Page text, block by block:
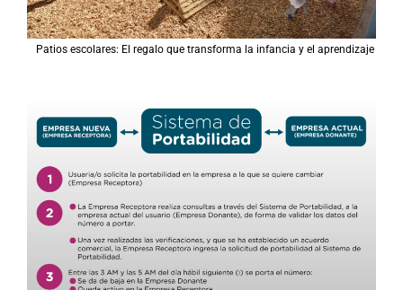
Patios escolares: El regalo que transforma la infancia y el aprendizaje